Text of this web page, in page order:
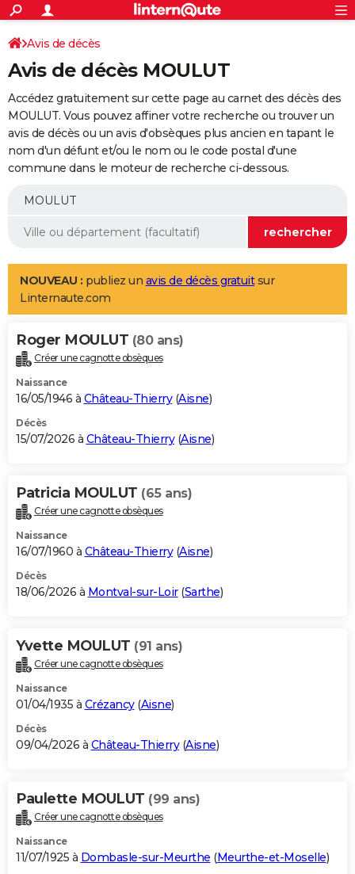
ACTUALITÉS
Politique
Société
Faits Divers
Education
Monde
Villes
+
SPORT
Coupe du monde 2026
Football
Tennis
Cyclisme
Rugby
Forum
Programme TV
TNT
Streaming
Cinéma
Sorties cinéma
Musique
+
FINANCE
Retraite
Epargne
Immobilier
Risques naturels par ville
Banque
Assurance
AUTO
Essais
Réserver un essai
Citadines
Berlines
SUV
Forum auto
+
Mobiles
Meilleur smartphone
Internet
Ordinateurs
Jeux vidéo
Guide high-tech
Aménagement intérieur
LIFESTYLE
Art de vivre
Bien-être
Loisirs
Mode
Modes de vie
Alimentation
Guide de la santé
Maladies
Médicaments
Sommeil
VOYAGE
Destinations
City break
Voyage nature
Voyage de noces
Forum
Climat
+PHOTO
GUIDES D'ACHAT
BONS PLANS
Carte de Noël
Carte Bonne année
Carte Saint-Valentin
Carte Pâques
Carte d'anniversaire
DICTIONNAIRE
Dictionnaire
Biographies
Citations
Expressions
Proverbes
PROGRAMME TV
S'inscrire
Se connecter
Lycées
Collèges
Primaires
Universités
Entreprises
Service militaire
Avis de recherche
AVIS DE DÉCÈS
Bricolage
Lifestyle
Culture
Sport
Auto
Television
Voyage
Cinema
Avis de décès
Avis de décès MOULUT
Accédez gratuitement sur cette page au carnet des décès des
MOULUT. Vous pouvez affiner votre recherche ou trouver un
avis de décès ou un avis d'obsèques plus ancien en tapant le
nom d'un défunt et/ou le nom ou le code postal d'une
commune dans le moteur de recherche ci-dessous.
NOUVEAU : publiez un avis de décès gratuitsur
Linternaute.com
Roger MOULUT (80 ans)
Créer une cagnotte obsèques
Naissance
16/05/1946 à Château-Thierry(Aisne)
Décès
15/07/2026 à Château-Thierry(Aisne)
Patricia MOULUT (65 ans)
Créer une cagnotte obsèques
Naissance
16/07/1960 à Château-Thierry(Aisne)
Décès
18/06/2026 à Montval-sur-Loir(Sarthe)
Yvette MOULUT (91 ans)
Créer une cagnotte obsèques
Naissance
01/04/1935 à Crézancy(Aisne)
Décès
09/04/2026 à Château-Thierry(Aisne)
Paulette MOULUT (99 ans)
Créer une cagnotte obsèques
Naissance
11/07/1925 à Dombasle-sur-Meurthe (Meurthe-et-Moselle)